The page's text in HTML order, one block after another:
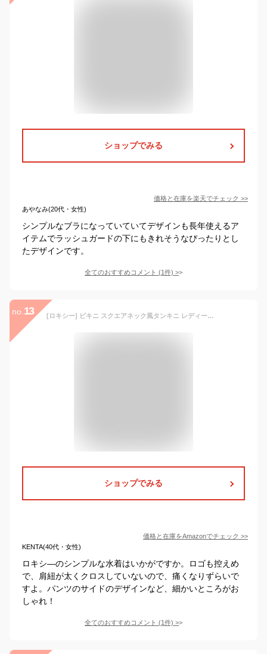
ショップでみる
価格と在庫を楽天でチェック >>
あやなみ(20代・女性)
シンプルなブラになっていていてデザインも長年使えるア
イテムでラッシュガードの下にもきれそうなぴったりとし
たデザインです。
全てのおすすめコメント (1件) >
no. 13 [ロキシー] ビキニ スクエアネック風タンキニ レディース BRN
ショップでみる
価格と在庫をAmazonでチェック >>
KENTA(40代・女性)
ロキシ―のシンプルな水着はいかがですか。ロゴも控えめ
で、肩紐が太くクロスしていないので、痛くなりずらいで
すよ。パンツのサイドのデザインなど、細かいところがお
しゃれ！
全てのおすすめコメント (1件) >